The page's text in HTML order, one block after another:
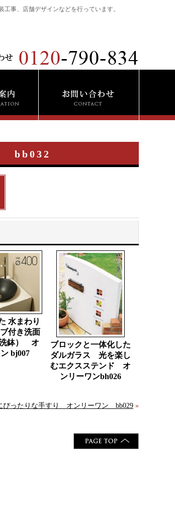
事、店舗デザインなどを行っています。
bb032
水まわり
付き洗面
鉢） オ
bj007
ブロックと一体化した
ダルガラス 光を楽し
むエクスステンド オ
ンリーワンbh026
ぴったりな手すり オンリーワン bb029 »